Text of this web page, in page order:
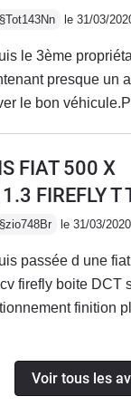
§Tot143Nn le 31/03/
le 3ème
presque un
le bon
peu
Carat Edition,
(il m'a été fourni
de confort
vide, le confort est
est à
9l/100km.Le poids
même avec
FIAT 500 X
FIREFLY T
§zio748Br le 31/03/2020
passée d une
firefly boite DCT
finition
allor sa
Voir tous les